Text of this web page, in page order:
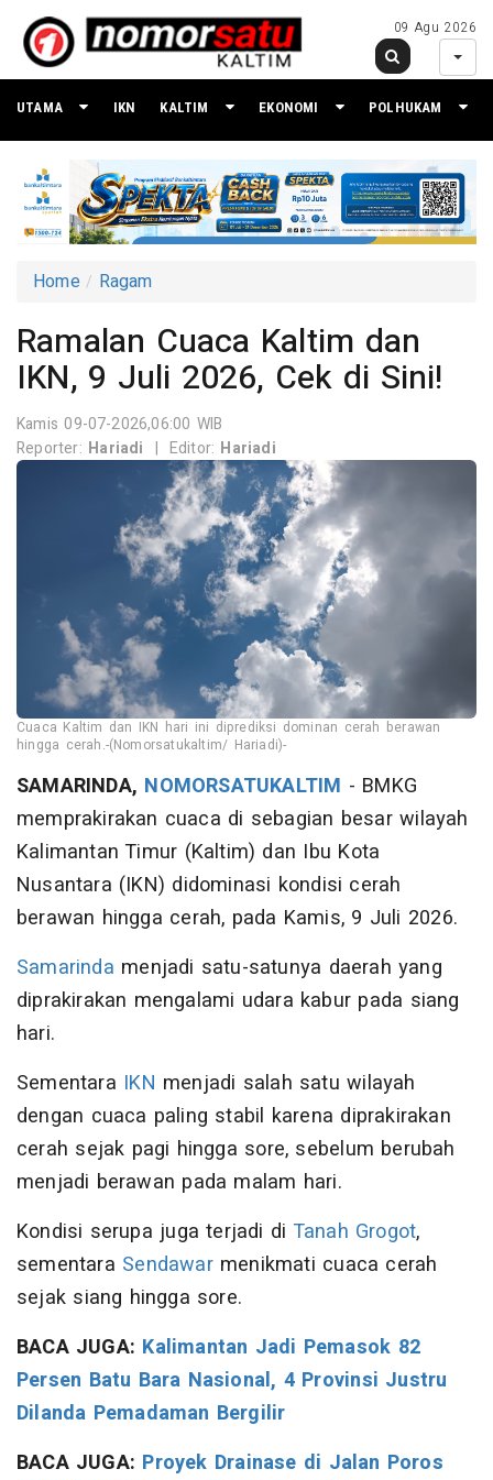
09 Agu 2026
UTAMA IKN KALTIM EKONOMI POLHUKAM
Home Ragam
Ramalan Cuaca Kaltim dan
IKN, 9 Juli 2026, Cek di Sini!
Kamis 09-07-2026,06:00 WIB
Reporter: Hariadi | Editor: Hariadi
Cuaca Kaltim dan IKN hari ini diprediksi dominan cerah berawan
hingga cerah.-(Nomorsatukaltim/ Hariadi)-
SAMARINDA, NOMORSATUKALTIM - BMKG
memprakirakan cuaca di sebagian besar wilayah
Kalimantan Timur (Kaltim) dan Ibu Kota
Nusantara (IKN) didominasi kondisi cerah
berawan hingga cerah, pada Kamis, 9 Juli 2026.
Samarinda menjadi satu-satunya daerah yang
diprakirakan mengalami udara kabur pada siang
hari.
Sementara IKN menjadi salah satu wilayah
dengan cuaca paling stabil karena diprakirakan
cerah sejak pagi hingga sore, sebelum berubah
menjadi berawan pada malam hari.
Kondisi serupa juga terjadi di Tanah Grogot,
sementara Sendawarmenikmati cuaca cerah
sejak siang hingga sore.
BACA JUGA: Kalimantan Jadi Pemasok 82
Persen Batu Bara Nasional, 4 Provinsi Justru
Dilanda Pemadaman Bergilir
BACA JUGA: Proyek Drainase di Jalan Poros